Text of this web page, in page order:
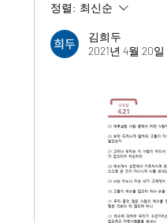
정렬: 최신순
김희두
2021년 4월 20일